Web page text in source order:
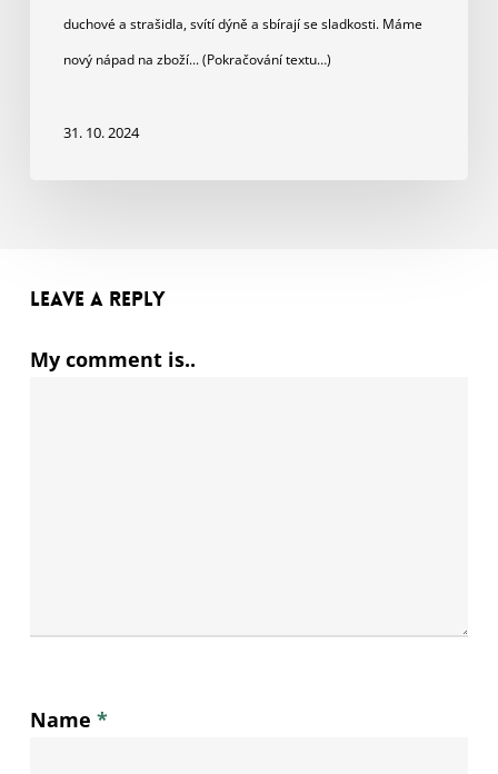
duchové a strašidla, svítí dýně a sbírají se sladkosti. Máme
nový nápad na zboží... (Pokračování textu…)
31. 10. 2024
Leave a Reply
My comment is..
Name *